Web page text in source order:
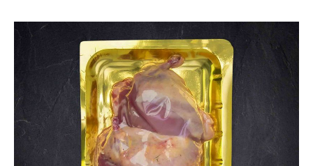
Bildergalerie überspringen